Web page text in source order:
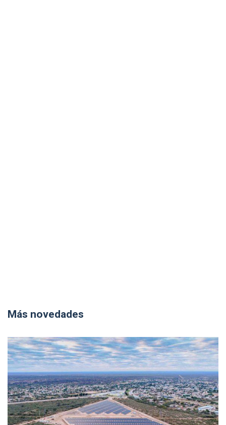
Más novedades